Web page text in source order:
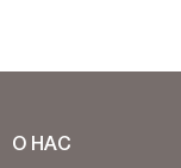
О НАС